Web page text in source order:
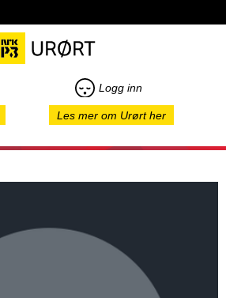
Logg inn
Les mer om Urørt her